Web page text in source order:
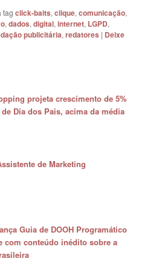
tagclick-baits,clique,comunicação,
,dados,digital,internet, LGPD,
publicitária,redatores | Deixe
projeta crescimento de 5%
Dia dos Pais, acima da média
de Marketing
Guia de DOOH Programático
com conteúdo inédito sobre a